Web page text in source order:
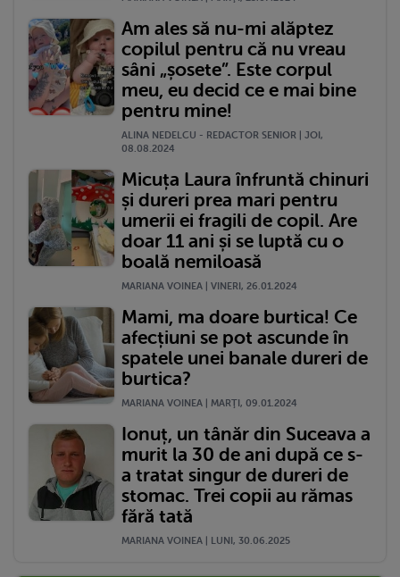
Am ales să nu-mi alăptez
copilul pentru că nu vreau
sâni „șosete”. Este corpul
meu, eu decid ce e mai bine
pentru mine!
ALINA NEDELCU - REDACTOR SENIOR | JOI,
08.08.2024
Micuța Laura înfruntă chinuri
și dureri prea mari pentru
umerii ei fragili de copil. Are
doar 11 ani și se luptă cu o
boală nemiloasă
MARIANA VOINEA | VINERI, 26.01.2024
Mami, ma doare burtica! Ce
afecțiuni se pot ascunde în
spatele unei banale dureri de
burtica?
MARIANA VOINEA | MARŢI, 09.01.2024
Ionuț, un tânăr din Suceava a
murit la 30 de ani după ce s-
a tratat singur de dureri de
stomac. Trei copii au rămas
fără tată
MARIANA VOINEA | LUNI, 30.06.2025